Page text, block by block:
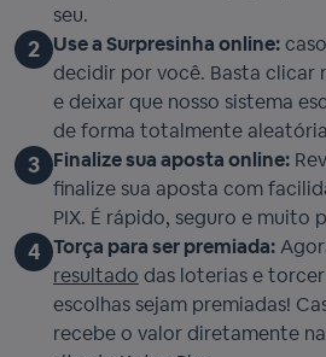
seu.
2 Use a Surpresinha online:
decidir por você. Basta clicar
e deixar que nosso sistema
de forma totalmente
3 Finalize sua aposta online:
finalize sua aposta com
PIX. É rápido, seguro e muito
4 Torça para ser premiada:
resultado das loterias e
escolhas sejam premiadas!
recebe o valor diretamente